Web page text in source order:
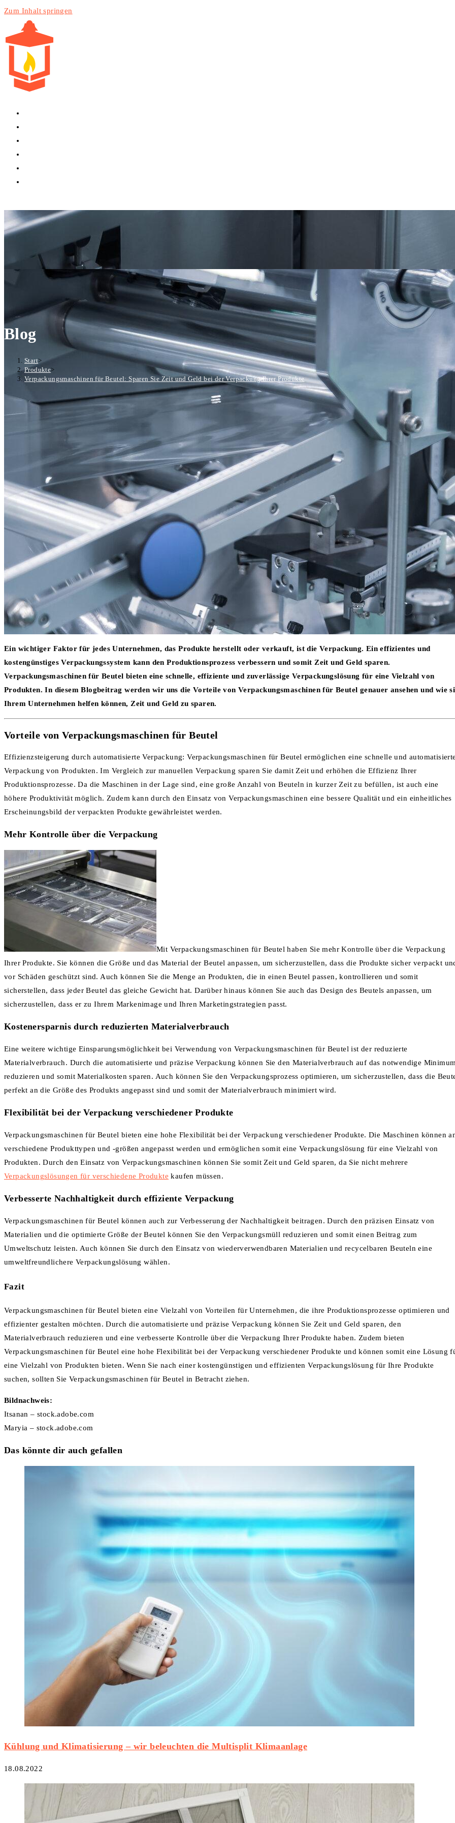
Zum Inhalt springen
Blog
Start>
Produkte>
Verpackungsmaschinen für Beutel: Sparen Sie Zeit und Geld bei der Verpackung Ihrer Produkte
Ein wichtiger Faktor für jedes Unternehmen, das Produkte herstellt oder verkauft, ist die Verpackung. Ein effizientes und
kostengünstiges Verpackungssystem kann den Produktionsprozess verbessern und somit Zeit und Geld sparen.
Verpackungsmaschinen für Beutel bieten eine schnelle, effiziente und zuverlässige Verpackungslösung für eine Vielzahl von
Produkten. In diesem Blogbeitrag werden wir uns die Vorteile von Verpackungsmaschinen für Beutel genauer ansehen und wie
Ihrem Unternehmen helfen können, Zeit und Geld zu sparen.
Vorteile von Verpackungsmaschinen für Beutel
Effizienzsteigerung durch automatisierte Verpackung: Verpackungsmaschinen für Beutel ermöglichen eine schnelle und
Verpackung von Produkten. Im Vergleich zur manuellen Verpackung sparen Sie damit Zeit und erhöhen die Effizienz Ihrer
Produktionsprozesse. Da die Maschinen in der Lage sind, eine große Anzahl von Beuteln in kurzer Zeit zu befüllen, ist auch eine
höhere Produktivität möglich. Zudem kann durch den Einsatz von Verpackungsmaschinen eine bessere Qualität und ein einheitliches
Erscheinungsbild der verpackten Produkte gewährleistet werden.
Mehr Kontrolle über die Verpackung
Mit Verpackungsmaschinen für Beutel haben Sie mehr Kontrolle über die Verpackung
Ihrer Produkte. Sie können die Größe und das Material der Beutel anpassen, um sicherzustellen, dass die Produkte sicher verpackt
vor Schäden geschützt sind. Auch können Sie die Menge an Produkten, die in einen Beutel passen, kontrollieren und somit
sicherstellen, dass jeder Beutel das gleiche Gewicht hat. Darüber hinaus können Sie auch das Design des Beutels anpassen, um
sicherzustellen, dass er zu Ihrem Markenimage und Ihren Marketingstrategien passt.
Kostenersparnis durch reduzierten Materialverbrauch
Eine weitere wichtige Einsparungsmöglichkeit bei Verwendung von Verpackungsmaschinen für Beutel ist der reduzierte
Materialverbrauch. Durch die automatisierte und präzise Verpackung können Sie den Materialverbrauch auf das notwendige
reduzieren und somit Materialkosten sparen. Auch können Sie den Verpackungsprozess optimieren, um sicherzustellen, dass die
perfekt an die Größe des Produkts angepasst sind und somit der Materialverbrauch minimiert wird.
Flexibilität bei der Verpackung verschiedener Produkte
Verpackungsmaschinen für Beutel bieten eine hohe Flexibilität bei der Verpackung verschiedener Produkte. Die Maschinen können
verschiedene Produkttypen und -größen angepasst werden und ermöglichen somit eine Verpackungslösung für eine Vielzahl von
Produkten. Durch den Einsatz von Verpackungsmaschinen können Sie somit Zeit und Geld sparen, da Sie nicht mehrere
Verpackungslösungen für verschiedene Produkte kaufen müssen.
Verbesserte Nachhaltigkeit durch effiziente Verpackung
Verpackungsmaschinen für Beutel können auch zur Verbesserung der Nachhaltigkeit beitragen. Durch den präzisen Einsatz von
Materialien und die optimierte Größe der Beutel können Sie den Verpackungsmüll reduzieren und somit einen Beitrag zum
Umweltschutz leisten. Auch können Sie durch den Einsatz von wiederverwendbaren Materialien und recycelbaren Beuteln eine
umweltfreundlichere Verpackungslösung wählen.
Fazit
Verpackungsmaschinen für Beutel bieten eine Vielzahl von Vorteilen für Unternehmen, die ihre Produktionsprozesse optimieren und
effizienter gestalten möchten. Durch die automatisierte und präzise Verpackung können Sie Zeit und Geld sparen, den
Materialverbrauch reduzieren und eine verbesserte Kontrolle über die Verpackung Ihrer Produkte haben. Zudem bieten
Verpackungsmaschinen für Beutel eine hohe Flexibilität bei der Verpackung verschiedener Produkte und können somit eine Lösung
eine Vielzahl von Produkten bieten. Wenn Sie nach einer kostengünstigen und effizienten Verpackungslösung für Ihre Produkte
suchen, sollten Sie Verpackungsmaschinen für Beutel in Betracht ziehen.
Bildnachweis:
Itsanan – stock.adobe.com
Maryia – stock.adobe.com
Das könnte dir auch gefallen
Kühlung und Klimatisierung – wir beleuchten die Multisplit Klimaanlage
18.08.2022